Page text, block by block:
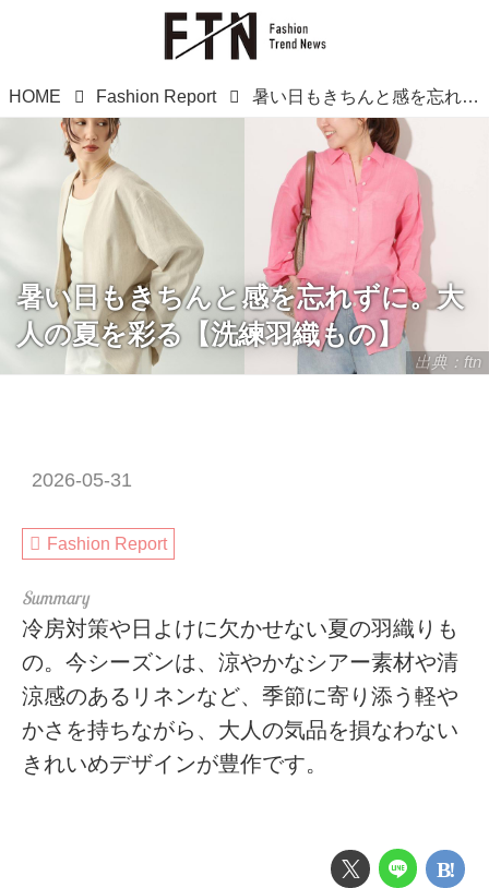
HOME Fashion Report 暑い日もきちんと感を忘れずに。大人の夏を彩る【洗練羽織もの】
出典：ftn
暑い日もきちんと感を忘れずに。大
人の夏を彩る【洗練羽織もの】
2026-05-31
Fashion Report
冷房対策や日よけに欠かせない夏の羽織りも
の。今シーズンは、涼やかなシアー素材や清
涼感のあるリネンなど、季節に寄り添う軽や
かさを持ちながら、大人の気品を損なわない
きれいめデザインが豊作です。